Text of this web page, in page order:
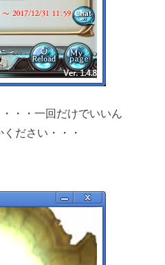
・・一回だけでいいん
ださい・・・